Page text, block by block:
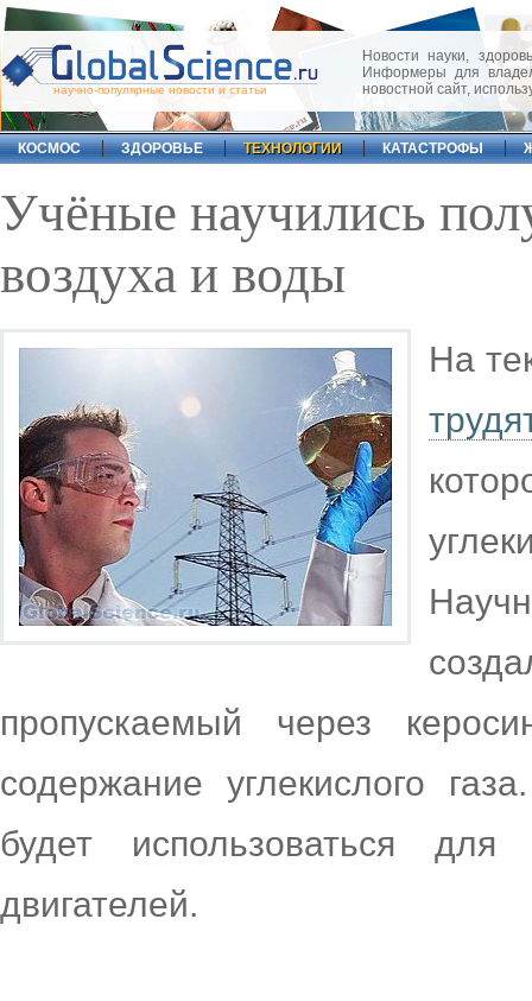
научно-популярные новости и статьи
Новости науки,
Информеры для
новостной сайт,
КОСМОС ЗДОРОВЬЕ ТЕХНОЛОГИИ КАТАСТРОФЫ
Учёные научились
воздуха и воды
На
пропускаемый через
содержание углекислого
будет использоваться для
двигателей.